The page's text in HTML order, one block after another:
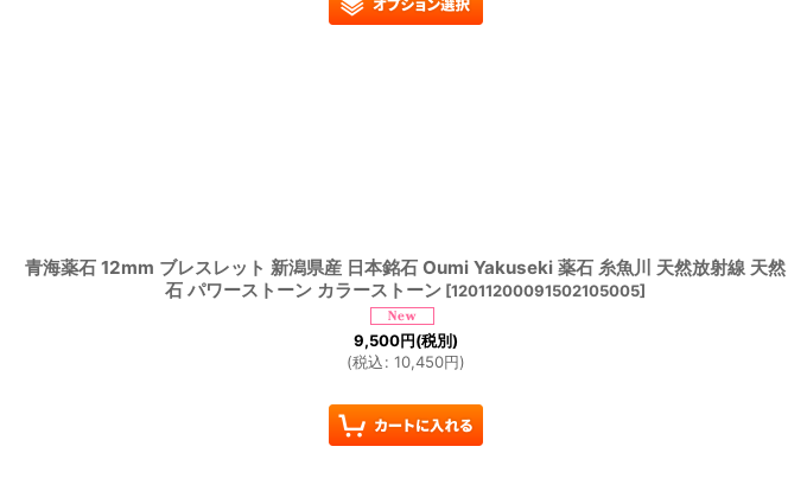
青海薬石 12mm ブレスレット 新潟県産 日本銘石 Oumi Yakuseki 薬石 糸魚川 天然放射線 天然
石 パワーストーン カラーストーン [12011200091502105005]
9,500円(税別)
(税込: 10,450円)